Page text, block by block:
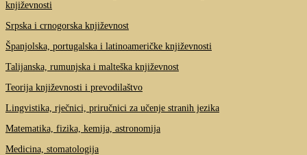
književnosti
Srpska i crnogorska književnost
Španjolska, portugalska i latinoameričke književnosti
Talijanska, rumunjska i malteška književnost
Teorija književnosti i prevodilaštvo
Lingvistika, rječnici, priručnici za učenje stranih jezika
Matematika, fizika, kemija, astronomija
Medicina, stomatologija